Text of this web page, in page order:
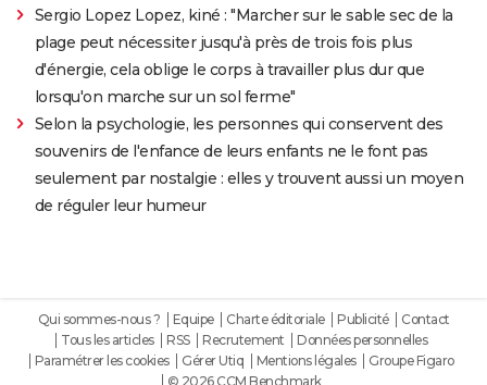
Sergio Lopez Lopez, kiné : "Marcher sur le sable sec de la
plage peut nécessiter jusqu'à près de trois fois plus
d'énergie, cela oblige le corps à travailler plus dur que
lorsqu'on marche sur un sol ferme"
Selon la psychologie, les personnes qui conservent des
souvenirs de l'enfance de leurs enfants ne le font pas
seulement par nostalgie : elles y trouvent aussi un moyen
de réguler leur humeur
Qui sommes-nous ? Equipe Charte éditoriale Publicité
Contact
Tous les articles
RSS Recrutement
Données personnelles
Paramétrer les cookies
Gérer Utiq Mentions légales
Groupe Figaro
© 2026 CCM Benchmark